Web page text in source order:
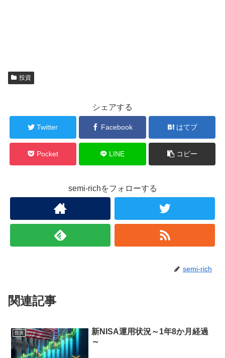
投資
シェアする
Twitter Facebook はてブ
Pocket LINE コピー
semi-richをフォローする
semi-rich
関連記事
投資
新NISA運用状況～1年8か月経過
～